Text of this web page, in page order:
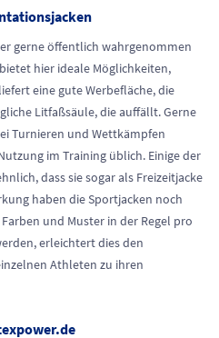
gerne öffentlich wahrgenommen
hier ideale Möglichkeiten,
eine gute Werbefläche, die
Litfaßsäule, die auffällt. Gerne
Turnieren und Wettkämpfen
im Training üblich. Einige der
dass sie sogar als Freizeitjacke
haben die Sportjacken noch
und Muster in der Regel pro
erleichtert dies den
Athleten zu ihren